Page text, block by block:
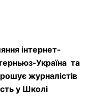
інтернет-
Україна та
журналістів
у Школі